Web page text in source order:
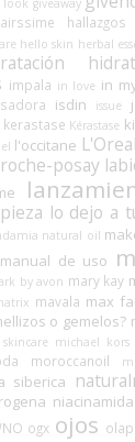
hallazgos
hello skin herbal
impala in love in
isdin issue
kerastase Kérastase
l'occitane L'Oreal
posay
lo dejo a
natural oil
manual de uso
by avon mary kay
mavala max
o gemelos?
michael kors
moroccanoil
siberica
niacinamida
ogx ojos